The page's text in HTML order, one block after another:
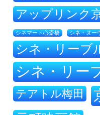
アップリンク
シネマート心斎橋 シネ・ヌー
シネ・リーブ
シネ・リー
テアトル梅田